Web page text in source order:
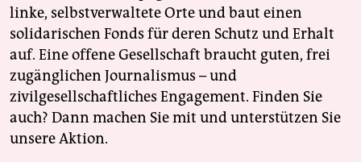
linke, selbstverwaltete Orte und baut einen
solidarischen Fonds für deren Schutz und Erhalt
auf. Eine offene Gesellschaft braucht guten, frei
zugänglichen Journalismus – und
zivilgesellschaftliches Engagement. Finden Sie
auch? Dann machen Sie mit und unterstützen Sie
unsere Aktion.